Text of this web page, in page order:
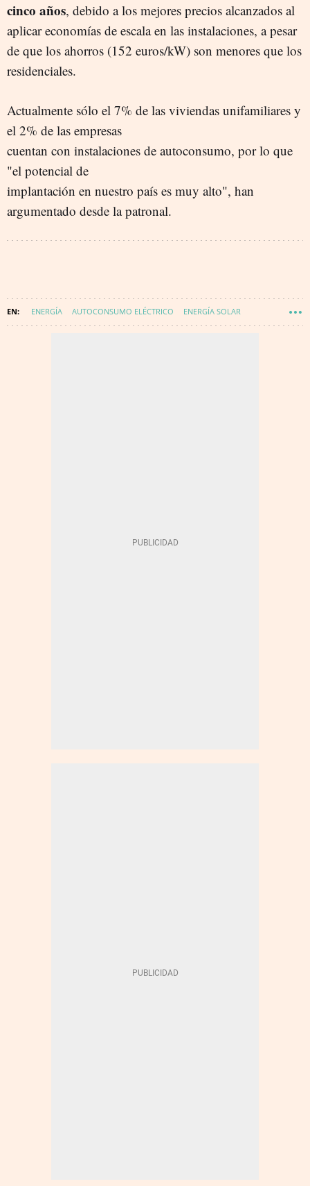
cinco años, debido a los mejores precios alcanzados al
aplicar economías de escala en las instalaciones, a pesar
de que los ahorros (152 euros/kW) son menores que los
residenciales.
Actualmente sólo el 7% de las viviendas unifamiliares y
el 2% de las empresas
cuentan con instalaciones de autoconsumo, por lo que
"el potencial de
implantación en nuestro país es muy alto", han
argumentado desde la patronal.
ENERGÍA AUTOCONSUMO ELÉCTRICO ENERGÍA SOLAR